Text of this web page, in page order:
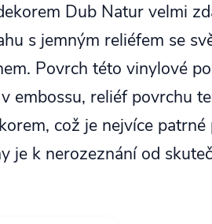
Dub Natur velmi
s jemným reliéfem se
Povrch této vinylové
embossu, reliéf povrchu
což je nejvíce
je k nerozeznání od